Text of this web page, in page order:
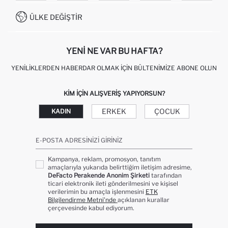
İŞLEM REHBERI
KAMPANYALAR
0850 333 22 86
ÜLKE DEĞIŞTIR
YENI NE VAR BU HAFTA?
YENILIKLERDEN HABERDAR OLMAK İÇIN BÜLTENIMIZE ABONE OLUN
KIM IÇIN ALIŞVERIŞ YAPIYORSUN?
KADIN ERKEK ÇOCUK
E-POSTA ADRESINIZI GIRINIZ
Kampanya, reklam, promosyon, tanıtım
amaçlarıyla yukarıda belirttiğim iletişim adresime,
DeFacto Perakende Anonim Şirketi tarafından
ticari elektronik ileti gönderilmesini ve kişisel
verilerimin bu amaçla işlenmesini ETK
Bilgilendirme Metni’nde açıklanan kurallar
çerçevesinde kabul ediyorum.